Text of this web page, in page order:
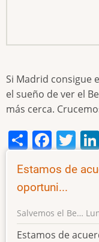
Si Madrid consigue
el sueño de ver el
más cerca.
Share
Estamos de
oportuni...
Salvemos el Be…
Estamos de